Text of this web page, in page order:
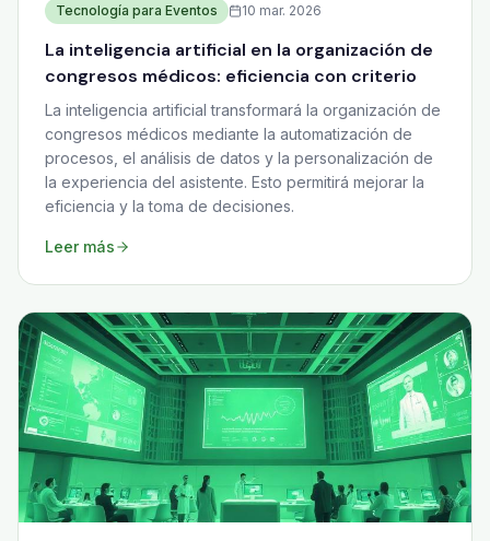
Tecnología para Eventos 10 mar. 2026
La inteligencia artificial en la organización de
congresos médicos: eficiencia con criterio
La inteligencia artificial transformará la organización de
congresos médicos mediante la automatización de
procesos, el análisis de datos y la personalización de
la experiencia del asistente. Esto permitirá mejorar la
eficiencia y la toma de decisiones.
Leer más